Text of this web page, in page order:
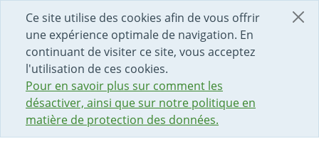
Ce site utilise des cookies afin de vous offrir
une expérience optimale de navigation. En
continuant de visiter ce site, vous acceptez
l'utilisation de ces cookies.
Pour en savoir plus sur comment les
désactiver, ainsi que sur notre politique en
matière de protection des données.
DÉBUT DU CONTENU DE LA PAGE
ACCÈS AU CHAMP DE RECHERCHE
PAGE D'ACCUEIL
FORMULAIRE DE CONTACT